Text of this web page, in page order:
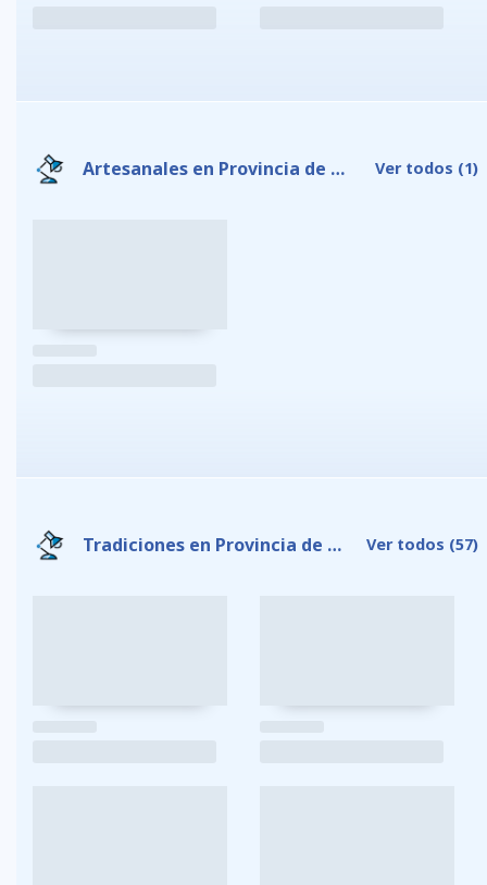
Artesanales en Provincia de Galápagos Ver todos (1)
Tradiciones en Provincia de Galápagos Ver todos (57)